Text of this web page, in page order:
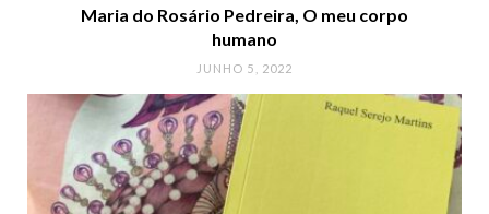
Maria do Rosário Pedreira, O meu corpo
humano
JUNHO 5, 2022